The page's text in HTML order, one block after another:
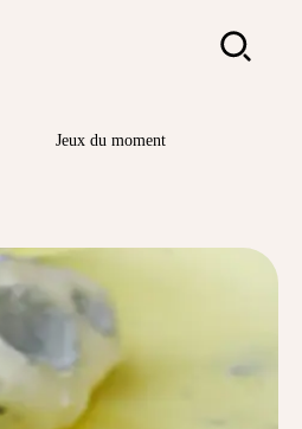
Rechercher
Jeux du moment